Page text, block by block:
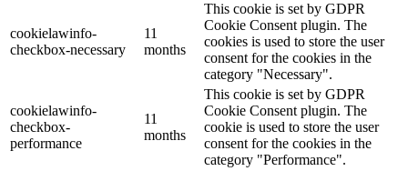
cookielawinfo-
checkbox-necessary
11
months
This cookie is set by GDPR
Cookie Consent plugin. The
cookies is used to store the user
consent for the cookies in the
category "Necessary".
cookielawinfo-
checkbox-
performance
11
months
This cookie is set by GDPR
Cookie Consent plugin. The
cookie is used to store the user
consent for the cookies in the
category "Performance".